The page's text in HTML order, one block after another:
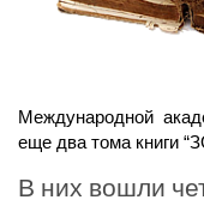
Международной
еще два тома книги
В них вошли